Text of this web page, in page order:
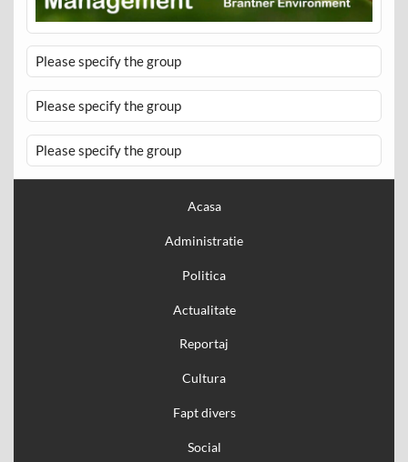
Please specify the group
Please specify the group
Please specify the group
Acasa
Administratie
Politica
Actualitate
Reportaj
Cultura
Fapt divers
Social